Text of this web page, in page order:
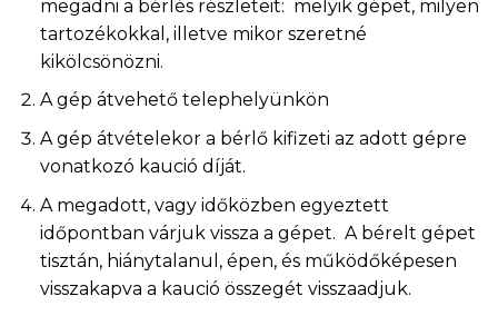
megadni a bérlés részleteit: melyik gépet, milyen
tartozékokkal, illetve mikor szeretné
kikölcsönözni.
A gép átvehető telephelyünkön
A gép átvételekor a bérlő kifizeti az adott gépre
vonatkozó kaució díját.
A megadott, vagy időközben egyeztett
időpontban várjuk vissza a gépet. A bérelt gépet
tisztán, hiánytalanul, épen, és működőképesen
visszakapva a kaució összegét visszaadjuk.